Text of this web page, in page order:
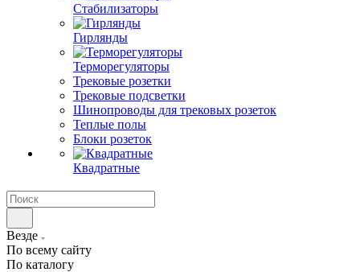
Стабилизаторы
Гирлянды
Терморегуляторы
Трековые розетки
Трековые подсветки
Шинопроводы для трековых розеток
Теплые полы
Блоки розеток
Квадратные
Везде
По всему сайту
По каталогу